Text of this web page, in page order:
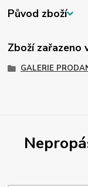
Původ zboží
Zboží zařazeno
GALERIE